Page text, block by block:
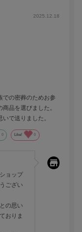
2025.12.18
での密葬のためお参
品を選びました。
で送りました。
0 Like! 0
ョップ
ござい
の思い
おりま